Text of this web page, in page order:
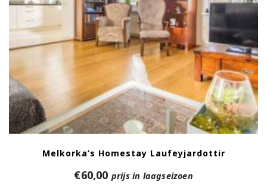
Melkorka’s Homestay Laufeyjardottir
€60,00 prijs in laagseizoen